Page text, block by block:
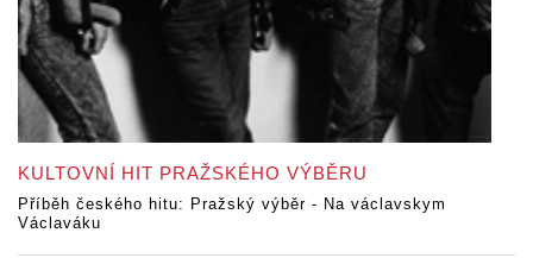
KULTOVNÍ HIT PRAŽSKÉHO VÝBĚRU
Příběh českého hitu: Pražský výběr - Na václavskym
Václaváku